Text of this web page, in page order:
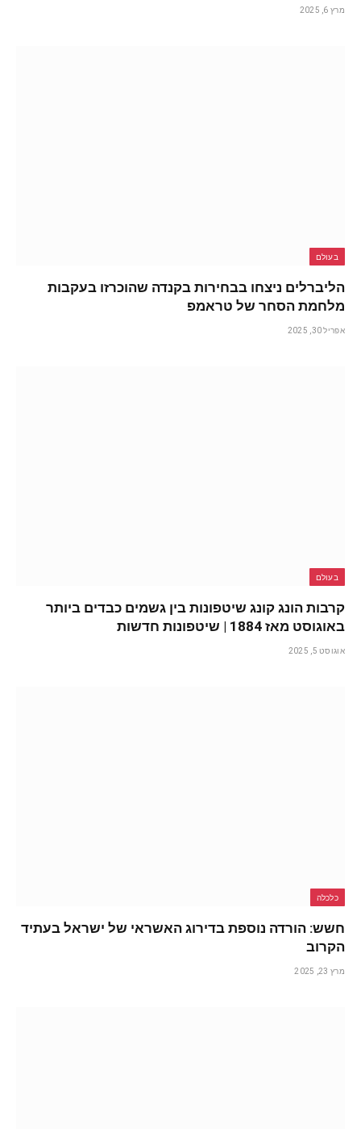
מרץ 6, 2025
בעולם
הליברלים ניצחו בבחירות בקנדה שהוכרזו בעקבות
מלחמת הסחר של טראמפ
אפריל 30, 2025
בעולם
קרבות הונג קונג שיטפונות בין גשמים כבדים ביותר
באוגוסט מאז 1884 | שיטפונות חדשות
אוגוסט 5, 2025
כלכלה
חשש: הורדה נוספת בדירוג האשראי של ישראל בעתיד
הקרוב
מרץ 23, 2025